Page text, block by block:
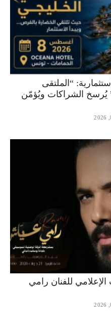
“الملتقى
يُرسخ الشراكات ويُؤمّن
للفنان رامي